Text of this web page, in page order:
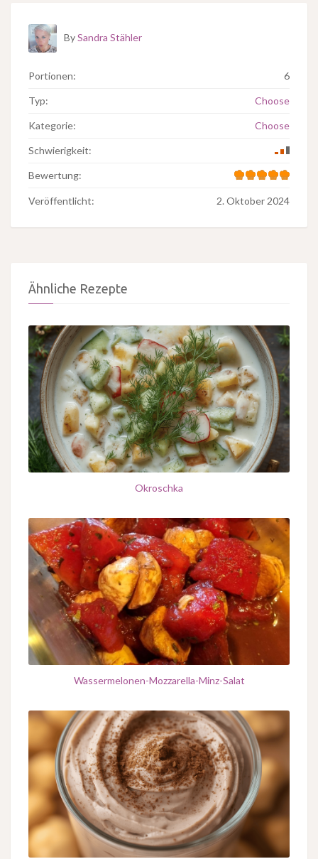
BySandra Stähler
Portionen: 6
Typ: Choose
Kategorie: Choose
Schwierigkeit:
Bewertung:
Veröffentlicht: 2. Oktober 2024
Ähnliche Rezepte
Okroschka
Wassermelonen-Mozzarella-Minz-Salat